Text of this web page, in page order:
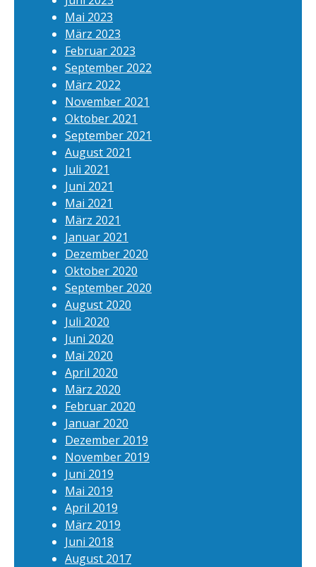
Mai 2023
März 2023
Februar 2023
September 2022
März 2022
November 2021
Oktober 2021
September 2021
August 2021
Juli 2021
Juni 2021
Mai 2021
März 2021
Januar 2021
Dezember 2020
Oktober 2020
September 2020
August 2020
Juli 2020
Juni 2020
Mai 2020
April 2020
März 2020
Februar 2020
Januar 2020
Dezember 2019
November 2019
Juni 2019
Mai 2019
April 2019
März 2019
Juni 2018
August 2017